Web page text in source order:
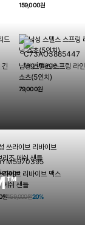
159,000원
남성 스텔스 스프링 라
쇼츠(5인치)
79,000원
라이브 리바이브 맥스
메쉬 샌들
원159,000원20%